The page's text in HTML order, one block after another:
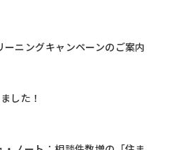
ーニングキャンペーンのご案内
した！